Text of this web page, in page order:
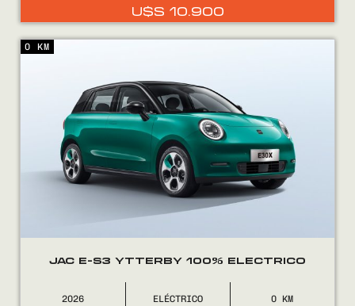
U$S 10.900
JAC E-S3 YTTERBY 100% ELECTRICO
2026 ELÉCTRICO 0
0 KM